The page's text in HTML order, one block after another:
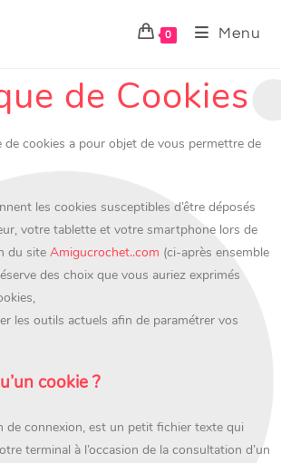
0 Menu
de Cookies
de cookies a pour objet de vous permettre de
les cookies susceptibles d’être déposés
votre tablette et votre smartphone lors de
du site Amigucrochet..com (ci-après ensemble
des choix que vous auriez exprimés
les outils actuels afin de paramétrer vos
cookie ?
de connexion, est un petit fichier texte qui
terminal à l’occasion de la consultation d’un